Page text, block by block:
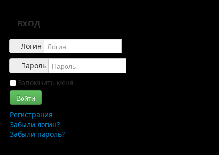
Каталог
Контакты
ВХОД
Логин
Пароль
Запомнить меня
Войти
Регистрация
Забыли логин?
Забыли пароль?